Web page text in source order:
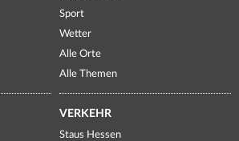
Sport
Wetter
Alle Orte
Alle Themen
VERKEHR
Staus Hessen